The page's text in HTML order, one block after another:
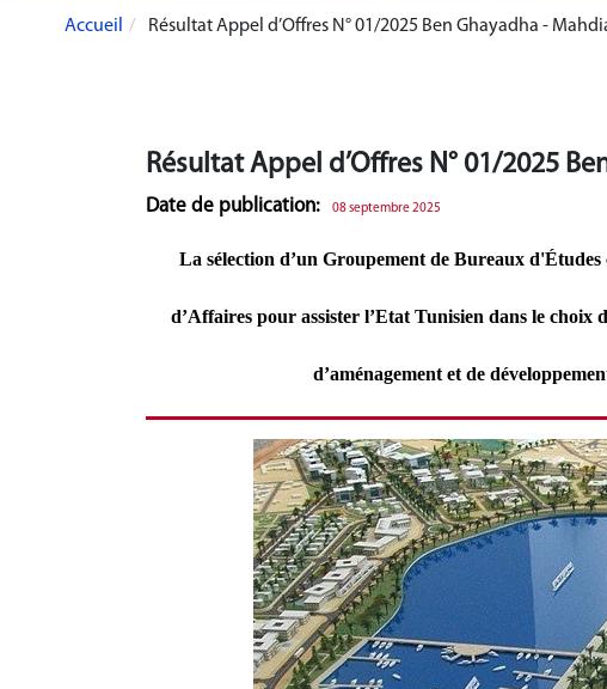
Accueil Résultat Appel d’Offres N° 01/2025 Ben Ghayadha -
Résultat Appel d’Offres N° 01/2025
Date de publication: 08 septembre 2025
La sélection d’un Groupement de Bureaux
d’Affaires pour assister l’Etat Tunisien dans le
d’aménagement et de